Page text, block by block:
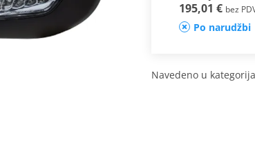
195,01 € bez
Po narudžbi
Navedeno u